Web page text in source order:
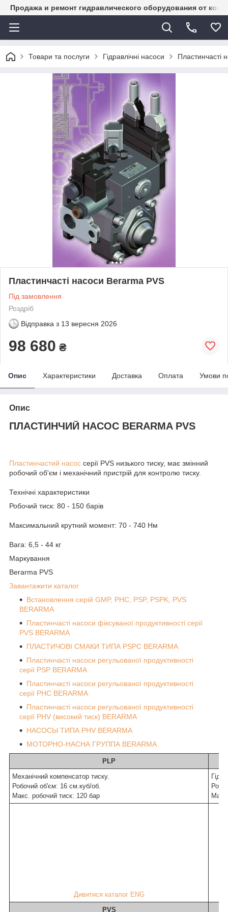
Продажа и ремонт гидравлического оборудования от
Товари та послуги Гідравлічні насоси Пластинчасті
Пластинчасті насоси Berarma PVS
Під замовлення
Роздріб
Відправка з 13 вересня 2026
98 680 ₴
Опис Характеристики Доставка Оплата Умови
Опис
ПЛАСТИНЧИЙ НАСОС BERARMA PVS
Пластинчастий насос серії PVS низького тиску, має змінний
робочий об'єм і механічний пристрій для контролю тиску.
Технічні характеристики
Робочий тиск: 80 - 150 барів
Максимальний крутний момент: 70 - 740 Нм
Вага: 6,5 - 44 кг
Маркування
Berarma PVS
Завантажити каталог
Встановлення серій GMP, PHC, PSP, PSPK, PVS
BERARMA
Пластинчасті насоси фіксуваної продуктивності серії
PVS BERARMA
ПЛАСТИЧОВІ СМАКИ ТИПА PSPC BERARMA
Пластинчасті насоси регульованої продуктивності
серії PSP BERARMA
Пластинчасті насоси регульованої продуктивності
серії PHC BERARMA
Пластинчасті насоси регульованої продуктивності
серії PHV (високий тиск) BERARMA
НАСОСЫ ТИПА PHV BERARMA
МОТОРНО-НАСНА ГРУППА BERARMA
PLP
Механічний компенсатор тиску.
Робочий об'єм: 16 см.куб/об.
Макс. робочий тиск: 120 бар
Дивитися каталог ENG
PVS